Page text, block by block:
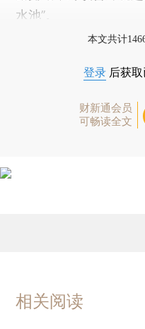
水池”。
本文共计
登录 后获
财新通会员
可畅读全文
相关阅读